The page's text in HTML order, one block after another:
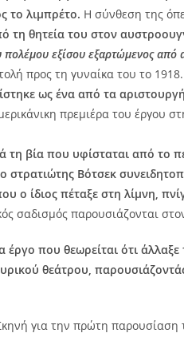
το λιμπρέτο. Η σύνθεση της
τη θητεία του στον
πολέμου εξίσου εξαρτώμενος
προς τη γυναίκα του το
ως ένα από τα
πρεμιέρα του έργου
βία που υφίσταται από το
στρατιώτης Βότσεκ
ο ίδιος πέταξε στη λίμνη,
σαδισμός παρουσιάζονται
έργο που θεωρείται ότι
θεάτρου,
για την πρώτη